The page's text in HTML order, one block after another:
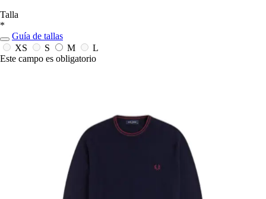
Talla
*
Guía de tallas
XS
S M
L
Este campo es obligatorio